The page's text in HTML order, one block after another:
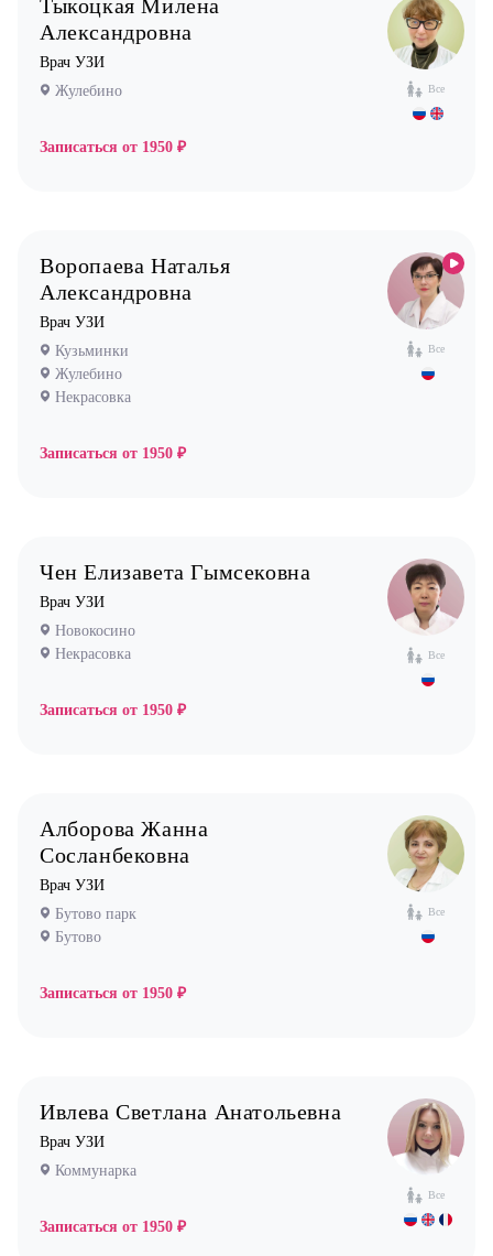
Уролог
Физиотерапевт
Хирург
Все
Тыкоцкая Милена
Александровна
Врач УЗИ
Жулебино
Записаться от 1950 ₽
Все
Воропаева Наталья
Александровна
Врач УЗИ
Кузьминки
Жулебино
Некрасовка
Записаться от 1950 ₽
Все
Чен Елизавета Гымсековна
Врач УЗИ
Новокосино
Некрасовка
Записаться от 1950 ₽
Все
Алборова Жанна
Сосланбековна
Врач УЗИ
Бутово парк
Бутово
Записаться от 1950 ₽
Все
Ивлева Светлана Анатольевна
Врач УЗИ
Коммунарка
Записаться от 1950 ₽